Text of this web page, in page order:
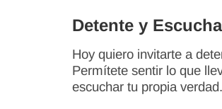
Detente y
Hoy quiero invitarte a
Permítete sentir lo que
escuchar tu propia verdad.